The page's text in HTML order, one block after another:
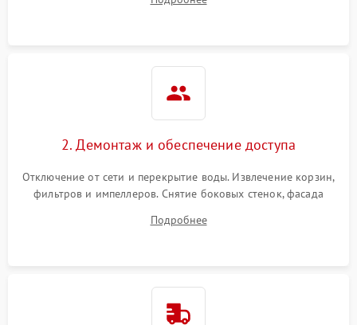
разбрызгивателей или срабатывание системы защиты
2. Демонтаж и обеспечение доступа
Отключение от сети и перекрытие воды. Извлечение корзин,
фильтров и импеллеров. Снятие боковых стенок, фасада
циркуляционному насосу, ТЭНу и сливной помпе.
Подробнее